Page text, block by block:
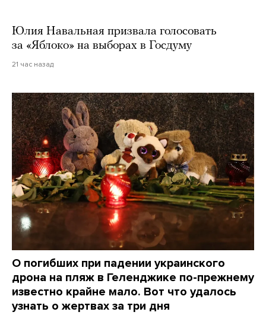
Юлия Навальная призвала голосовать
за «Яблоко» на выборах в Госдуму
21 час назад
О погибших при падении украинского
дрона на пляж в Геленджике по-прежнему
известно крайне мало. Вот что удалось
узнать о жертвах за три дня